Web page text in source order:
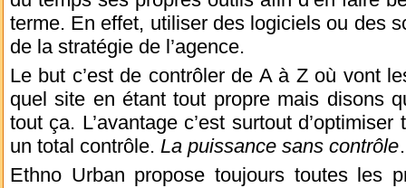
terme. En effet, utiliser des logiciels ou des
de la stratégie de l’agence.
Le but c’est de contrôler de A à Z où vont
quel site en étant tout propre mais disons
tout ça. L’avantage c’est surtout
un total contrôle. La puissance sans contrôle
Ethno Urban propose toujours toutes les